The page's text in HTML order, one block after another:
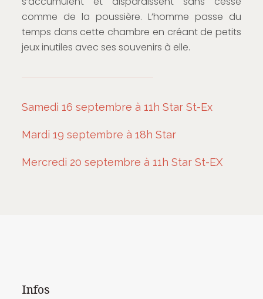
comme de la poussière. L’homme passe du
temps dans cette chambre en créant de petits
jeux inutiles avec ses souvenirs à elle.
Samedi 16 septembre à 11h Star St-Ex
Mardi 19 septembre à 18h Star
Mercredi 20 septembre à 11h Star St-EX
Infos